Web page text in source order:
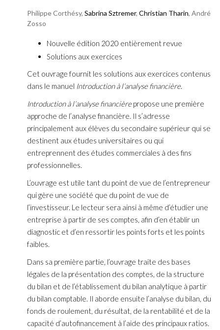
Philippe Corthésy, Sabrina Sztremer, Christian Tharin, André
Zosso
Nouvelle édition 2020 entièrement revue
Solutions aux exercices
Cet ouvrage fournit les solutions aux exercices contenus
dans le manuel Introduction à l’analyse financière.
Introduction à l’analyse financièrepropose une première
approche de l’analyse financière. Il s’adresse
principalement aux élèves du secondaire supérieur qui se
destinent aux études universitaires ou qui
entreprennent des études commerciales à des fins
professionnelles.
L’ouvrage est utile tant du point de vue de l’entrepreneur
qui gère une société que du point de vue de
l’investisseur. Le lecteur sera ainsi à même d’étudier une
entreprise à partir de ses comptes, afin d’en établir un
diagnostic et d’en ressortir les points forts et les points
faibles.
Dans sa première partie, l’ouvrage traite des bases
légales de la présentation des comptes, de la structure
du bilan et de l’établissement du bilan analytique à partir
du bilan comptable. Il aborde ensuite l’analyse du bilan, du
fonds de roulement, du résultat, de la rentabilité et de la
capacité d’autofinancement à l’aide des principaux ratios.
gallery